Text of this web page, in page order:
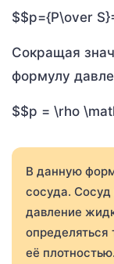
$$p={P\over
Сокращая
формулу
$$p = \rho
В данную
сосуда.
давление
определяться
её